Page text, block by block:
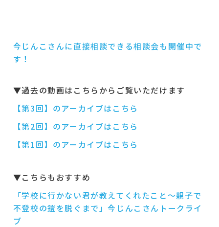
今じんこさんに直接相談できる相談会も開催中で
す！
▼過去の動画はこちらからご覧いただけます
【第3回】のアーカイブはこちら
【第2回】のアーカイブはこちら
【第1回】のアーカイブはこちら
▼こちらもおすすめ
「学校に行かない君が教えてくれたこと～親子で
不登校の鎧を脱ぐまで」今じんこさんトークライ
ブ